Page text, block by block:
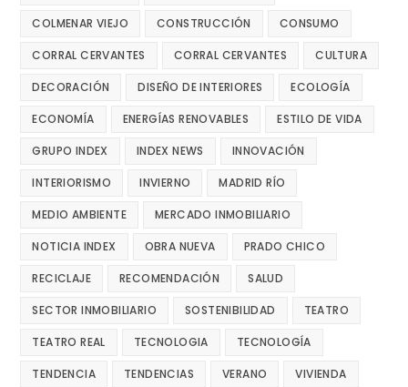
COLMENAR VIEJO CONSTRUCCIÓN CONSUMO
CORRAL CERVANTES CORRAL CERVANTES CULTURA
DECORACIÓN DISEÑO DE INTERIORES ECOLOGÍA
ECONOMÍA ENERGÍAS RENOVABLES ESTILO DE VIDA
GRUPO INDEX INDEX NEWS INNOVACIÓN
INTERIORISMO INVIERNO MADRID RÍO
MEDIO AMBIENTE MERCADO INMOBILIARIO
NOTICIA INDEX OBRA NUEVA PRADO CHICO
RECICLAJE RECOMENDACIÓN SALUD
SECTOR INMOBILIARIO SOSTENIBILIDAD TEATRO
TEATRO REAL TECNOLOGIA TECNOLOGÍA
TENDENCIA TENDENCIAS VERANO VIVIENDA